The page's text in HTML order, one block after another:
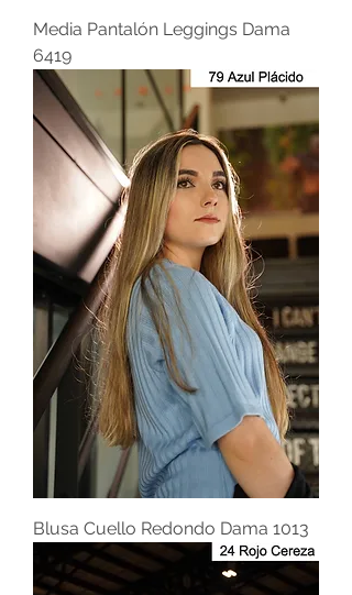
Media Pantalón Leggings Dama
6419
Blusa Cuello Redondo Dama 1013